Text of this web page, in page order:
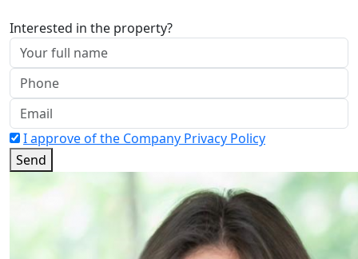
Interested in the property?
I approve of the Company Privacy Policy
Send